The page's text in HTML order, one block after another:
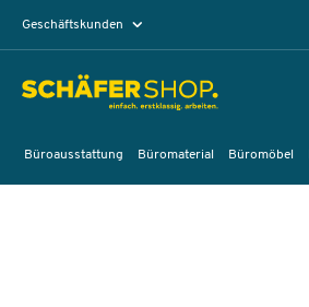
Geschäftskunden
Büroausstattung Büromaterial Büromöbel